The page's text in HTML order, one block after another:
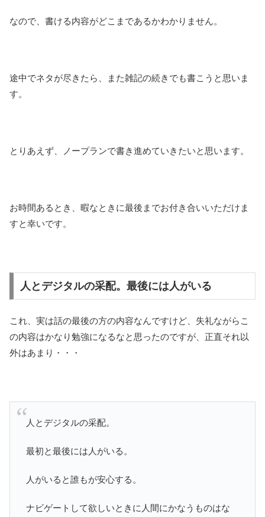
なので、書ける内容がどこまであるかわかりません。
途中でネタが尽きたら、また雑記の続きでも書こうと思いま
す。
とりあえず、ノープランで書き進めていきたいと思います。
お時間あるとき、暇なときに最後までお付き合いいただけま
すと幸いです。
人とデジタルの采配。最後には人がいる
これ、実は話の最後の方の内容なんですけど、失礼ながらこ
の内容はかなり勉強になるなと思ったのですが、正直それ以
外はあまり・・・
人とデジタルの采配。
最初と最後には人がいる。
人がいると誰もが安心する。
ナビゲートして欲しいときに人間にかなうものはな